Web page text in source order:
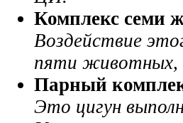
Комплекс семи
Воздействие
пяти животных,
Парный
Это цигун